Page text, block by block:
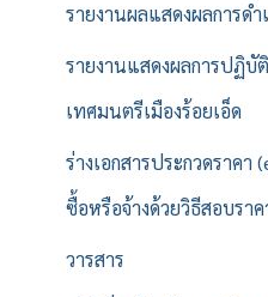
รายงานผลแสดงผลการด
รายงานแสดงผลการปฏิบั
เทศมนตรีเมืองร้อยเอ็ด
ร่างเอกสารประกวดราคา
ซื้อหรือจ้างด้วยวิธีสอบราค
วารสาร